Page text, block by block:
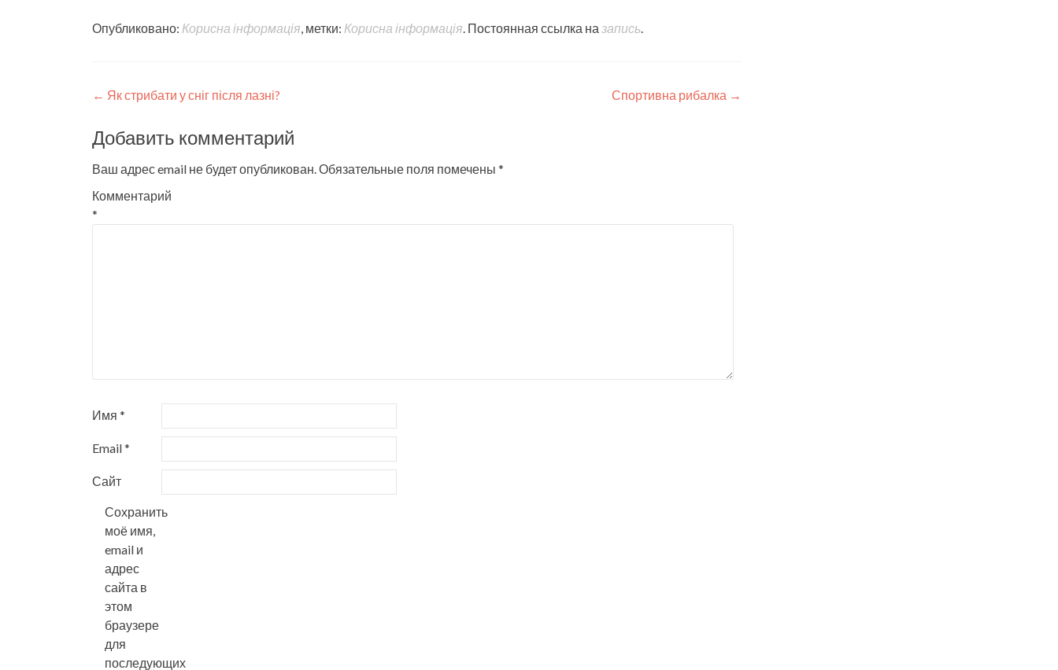
Опубликовано: Корисна інформація, метки: Корисна інформація. Постоянная ссылка на запись.
Навигация
по
записи
← Як стрибати у сніг після лазні? Спортивна рибалка →
Добавить комментарий
Ваш адрес email не будет опубликован.Обязательные поля помечены *
Комментарий
*
Имя *
Email*
Сайт
Сохранить
моё имя,
email и
адрес
сайта в
этом
браузере
для
последующих